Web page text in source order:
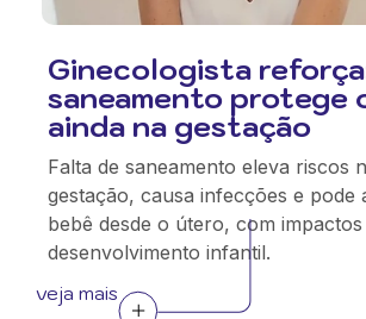
Ginecologista
saneamento protege
ainda na gestação
Falta de saneamento eleva riscos
gestação, causa infecções e pode
bebê desde o útero, com
desenvolvimento infantil.
veja mais